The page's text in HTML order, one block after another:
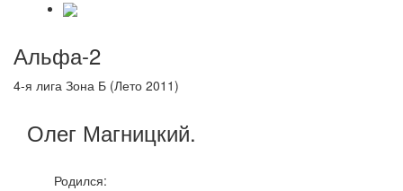
Альфа-2
4-я лига Зона Б (Лето 2011)
Олег Магницкий.
Родился: